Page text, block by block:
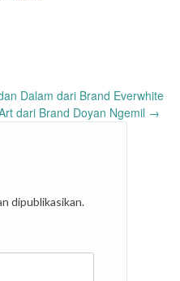
Dalam dari Brand Everwhite
dari Brand Doyan Ngemil →
dipublikasikan.